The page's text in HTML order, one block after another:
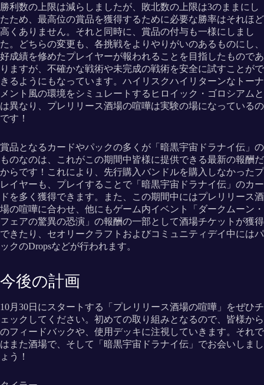
勝利数の上限は減らしましたが、敗北数の上限は3のままにし
たため、最高位の賞品を獲得するために必要な勝率はそれほど
高くありません。それと同時に、賞品の付与も一様にしまし
た。どちらの変更も、各挑戦をよりやりがいのあるものにし、
好成績を修めたプレイヤーが報われることを目指したものであ
りますが、不確かな戦術や未完成の戦術を安全に試すことがで
きるようにもなっています。ハイリスクハイリターンなトーナ
メント風の環境をシミュレートするヒロイック・ゴロシアムと
は異なり、プレリリース酒場の喧嘩は実験の場になっているの
です！
賞品となるカードやパックの多くが「暗黒宇宙ドラナイ伝」の
ものなのは、これがこの期間中皆様に提供できる最新の報酬だ
からです！これにより、先行購入バンドルを購入しなかったプ
レイヤーも、プレイすることで「暗黒宇宙ドラナイ伝」のカー
ドを多く獲得できます。また、この期間中にはプレリリース酒
場の喧嘩に合わせ、他にもゲーム内イベント「ダークムーン・
フェアの驚異の恐演」の報酬の一部として酒場チケットが獲得
できたり、セオリークラフトおよびコミュニティデイ中にはパ
ックのDropsなどが行われます。
今後の計画
10月30日にスタートする「プレリリース酒場の喧嘩」をぜひチ
ェックしてください。初めての取り組みとなるので、皆様から
のフィードバックや、使用デッキに注視していきます。それで
はまた酒場で、そして「暗黒宇宙ドラナイ伝」でお会いしまし
ょう！